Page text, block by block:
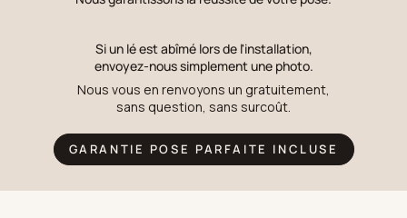
Si un lé est abîmé lors de l'installation,
envoyez-nous simplement une photo.
Nous vous en renvoyons un gratuitement,
sans question, sans surcoût.
GARANTIE POSE PARFAITE INCLUSE